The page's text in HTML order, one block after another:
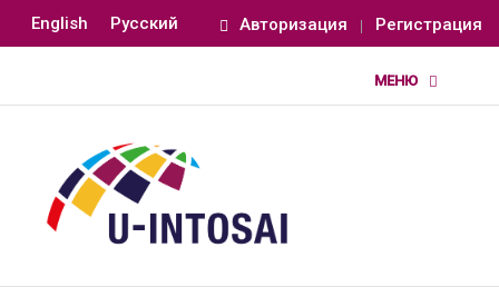
English Русский Авторизация Регистрация